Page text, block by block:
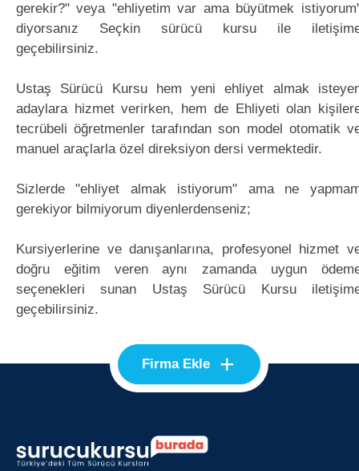
gerekir?" veya "ehliyetim var ama büyütmek
diyorsanız Seçkin sürücü kursu ile
geçebilirsiniz.
Ustaş Sürücü Kursu hem yeni ehliyet almak
adaylara hizmet verirken, hem de Ehliyeti olan
tecrübeli öğretmenler tarafından son model otomatik
manuel araçlarla özel direksiyon dersi vermektedir.
Sizlerde "ehliyet almak istiyorum" ama ne
gerekiyor bilmiyorum diyenlerdenseniz;
Kursiyerlerine ve danışanlarına, profesyonel hizmet
doğru eğitim veren aynı zamanda uygun
seçenekleri sunan Ustaş Sürücü Kursu
geçebilirsiniz.
Firma Ekle +